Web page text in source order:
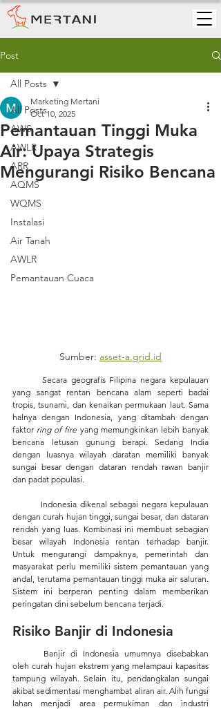
Post
All Posts
AWS
AWLR
ARR
AQMS
WQMS
Instalasi
Air Tanah
AWLR
Pemantauan Cuaca
All Posts
Pemantauan Tinggi Muka
Air: Upaya Strategis
Mengurangi Risiko Bencana
Marketing Mertani
Oct 10, 2025
Sumber: asset-a.grid.id
yang sangat rentan bencana alam seperti badai
tropis, tsunami, dan kenaikan permukaan laut. Sama
halnya dengan Indonesia, yang ditambah dengan
faktor ring of fire yang memungkinkan lebih banyak
bencana letusan gunung berapi. Sedang India
dengan luasnya wilayah daratan memiliki banyak
sungai besar dengan dataran rendah rawan banjir
dan padat populasi.
dengan curah hujan tinggi, sungai besar, dan dataran
rendah yang luas. Kombinasi ini membuat sebagian
besar wilayah Indonesia rentan terhadap banjir.
Untuk mengurangi dampaknya, pemerintah dan
masyarakat perlu memiliki sistem pemantauan yang
andal, terutama pemantauan tinggi muka air saluran.
Sistem ini berperan penting dalam memberikan
peringatan dini sebelum bencana terjadi.
Risiko Banjir di Indonesia
Banjir di Indonesia umumnya disebabkan
oleh curah hujan ekstrem yang melampaui kapasitas
tampung wilayah. Selain itu, pendangkalan sungai
akibat sedimentasi menghambat aliran air. Alih fungsi
lahan menjadi area permukiman dan industri